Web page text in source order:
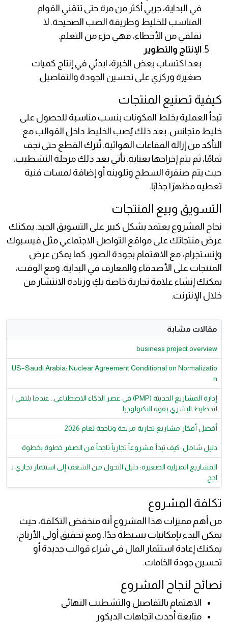
في البداية، جربي أكثر من مرة حتى تتقني القوام
المناسب للخليط وطريقة الصب الصحيحة. لا
تقلقي من الأخطاء، فهي جزء من التعلم.
الإنتاج والتطوير
بعد اكتساب بعض الخبرة، ابدئي في إنتاج كميات
صغيرة وركزي على تحسين الجودة والتفاصيل.
كيفية تصنيع المنتجات
تبدأ العملية بخلط المكونات بنسب مناسبة للحصول على
خليط متجانس. بعد ذلك يُصب الخليط داخل القوالب مع
التأكد من إزالة الفقاعات الهوائية. تُترك القطع حتى تجف
تمامًا، ثم يتم إخراجها بعناية. تأتي بعد ذلك مرحلة التشطيب،
حيث يتم صنفرة السطح وتلوينه أو إضافة لمسات فنية
تعطيه مظهرًا جذابًا.
التسويق وبيع المنتجات
نجاح المشروع يعتمد بشكل كبير على التسويق الجيد. يمكنك
عرض منتجاتك على مواقع التواصل الاجتماعي مثل فيسبوك
وإنستجرام، مع الاهتمام بجودة الصور. كما يمكن عرض
المنتجات على الأصدقاء والمعارف في البداية. ومع الوقت،
يمكنك إنشاء علامة تجارية خاصة بكِ وزيادة الانتشار من
خلال الإنترنت.
مقالات مشابة
business project overview
US–Saudi Arabia: Nuclear Agreement Conditional on Normalizatio
n
إدارة المشاريع الحديثة (PMP) في عصر الذكاء الاصطناعي.. عندما يلتقي ا
لتخطيط البشري بقوة التكنولوجيا
أفضل أفكار مشاريع تجارية مربحة وناجحة لعام 2026
دليل شامل: كيف تبدأ مشروعاً تجارياً ناجحاً من الصفر خطوة بخطوة
المشاريع المنزلية الصغيرة: دليل التحول من الشغف إلى استثمار تجاري ن
اجح
تكلفة المشروع
من أهم مميزات هذا المشروع أنه منخفض التكلفة، حيث
يمكن البدء بإمكانيات بسيطة جدًا. ومع تحقيق أولى الأرباح،
يمكنك إعادة استثمار المال في شراء قوالب جديدة أو
تحسين جودة الخامات.
نصائح لنجاح المشروع
الاهتمام بالتفاصيل والتشطيب النهائي
متابعة أحدث اتجاهات الديكور